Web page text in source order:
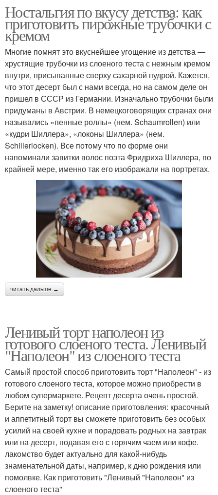
Ностальгия по вкусу детства: как
приготовить пирожные трубочки с
кремом
Многие помнят это вкуснейшее угощение из детства —
хрустящие трубочки из слоеного теста с нежным кремом
внутри, присыпанные сверху сахарной пудрой. Кажется,
что этот десерт был с нами всегда, но на самом деле он
пришел в СССР из Германии. Изначально трубочки были
придуманы в Австрии. В немецкоговорящих странах они
назывались «пенные роллы» (нем. Schaumrollen) или
«кудри Шиллера», «локоны Шиллера» (нем.
Schillerlocken). Все потому что по форме они
напоминали завитки волос поэта Фридриха Шиллера, по
крайней мере, именно так его изображали на портретах.
читать дальше →
Ленивый торт наполеон из
готового слоеного теста. Ленивый
"Наполеон" из слоеного теста
Самый простой способ приготовить торт "Наполеон" - из
готового слоеного теста, которое можно приобрести в
любом супермаркете. Рецепт десерта очень простой.
Берите на заметку! описание приготовления: красочный
и аппетитный торт вы сможете приготовить без особых
усилий на своей кухне и порадовать родных на завтрак
или на десерт, подавая его с горячим чаем или кофе.
лакомство будет актуально для какой-нибудь
знаменательной даты, например, к дню рождения или
помолвке. Как приготовить "Ленивый "Наполеон" из
слоеного теста"